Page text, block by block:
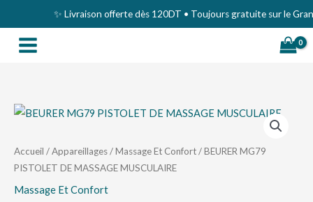
au
contenu
✨ Livraison offerte dès 120DT • Toujours gratuite sur le Grand
Accueil /Appareillages/Massage Et Confort/ BEURER MG79
PISTOLET DE MASSAGE MUSCULAIRE
Massage Et Confort
quantité
BEURER
MG79
PISTOLET